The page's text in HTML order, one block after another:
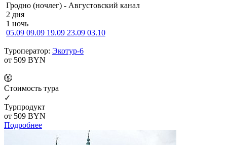
Гродно (ночлег) - Августовский канал
2 дня
1 ночь
05.09 09.09 19.09 23.09 03.10
Туроператор: Экотур-6
от 509 BYN
Cтоимость тура
✓
Турпродукт
от 509 BYN
Подробнее